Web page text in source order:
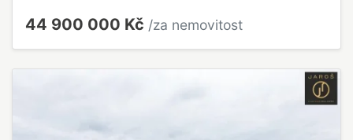
44 900 000 Kč /za nemovitost